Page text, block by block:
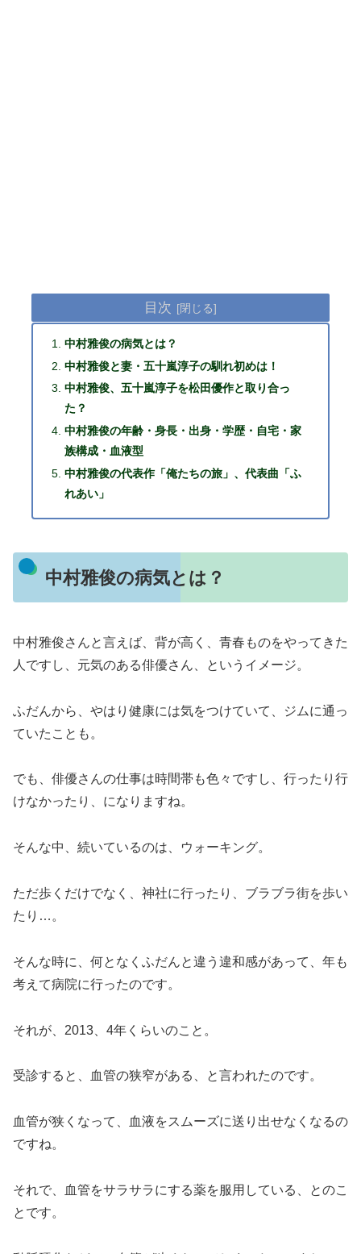
目次
中村雅俊の病気とは？
中村雅俊と妻・五十嵐淳子の馴れ初めは！
中村雅俊、五十嵐淳子を松田優作と取り合っ
た？
中村雅俊の年齢・身長・出身・学歴・自宅・家
族構成・血液型
中村雅俊の代表作「俺たちの旅」、代表曲「ふ
れあい」
中村雅俊の病気とは？
中村雅俊さんと言えば、背が高く、青春ものをやってきた
人ですし、元気のある俳優さん、というイメージ。
ふだんから、やはり健康には気をつけていて、ジムに通っ
ていたことも。
でも、俳優さんの仕事は時間帯も色々ですし、行ったり行
けなかったり、になりますね。
そんな中、続いているのは、ウォーキング。
ただ歩くだけでなく、神社に行ったり、ブラブラ街を歩い
たり…。
そんな時に、何となくふだんと違う違和感があって、年も
考えて病院に行ったのです。
それが、2013、4年くらいのこと。
受診すると、血管の狭窄がある、と言われたのです。
血管が狭くなって、血液をスムーズに送り出せなくなるの
ですね。
それで、血管をサラサラにする薬を服用している、とのこ
とです。